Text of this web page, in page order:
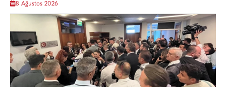
8 Ağustos 2026